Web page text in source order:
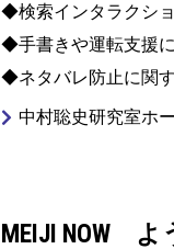
◆検索インタラクシ
◆手書きや運転支援
◆ネタバレ防止に関
中村聡史研究室ホ
MEIJI NOW